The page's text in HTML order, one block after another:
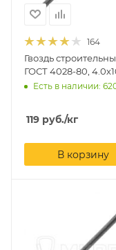
164
Гвоздь
ГОСТ 4028-80,
Есть в наличии:
119 руб./кг
В корзину